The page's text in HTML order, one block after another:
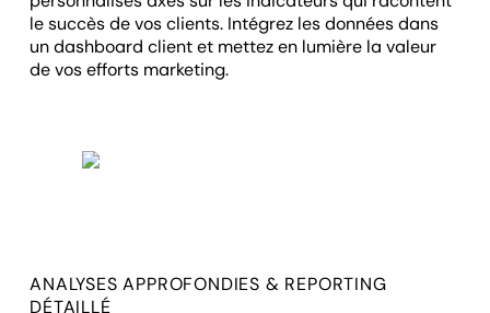
le succès de vos clients. Intégrez les données dans
un dashboard client et mettez en lumière la valeur
de vos efforts marketing.
ANALYSES APPROFONDIES & REPORTING
DÉTAILLÉ